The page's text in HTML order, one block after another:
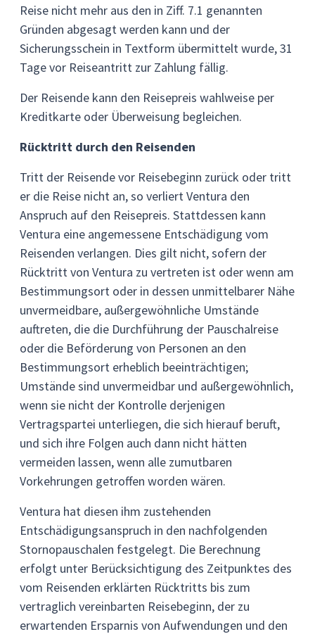
Reise nicht mehr aus den in Ziff. 7.1 genannten
Gründen abgesagt werden kann und der
Sicherungsschein in Textform übermittelt wurde, 31
Tage vor Reiseantritt zur Zahlung fällig.
Der Reisende kann den Reisepreis wahlweise per
Kreditkarte oder Überweisung begleichen.
Rücktritt durch den Reisenden
Tritt der Reisende vor Reisebeginn zurück oder tritt
er die Reise nicht an, so verliert Ventura den
Anspruch auf den Reisepreis. Stattdessen kann
Ventura eine angemessene Entschädigung vom
Reisenden verlangen. Dies gilt nicht, sofern der
Rücktritt von Ventura zu vertreten ist oder wenn am
Bestimmungsort oder in dessen unmittelbarer Nähe
unvermeidbare, außergewöhnliche Umstände
auftreten, die die Durchführung der Pauschalreise
oder die Beförderung von Personen an den
Bestimmungsort erheblich beeinträchtigen;
Umstände sind unvermeidbar und außergewöhnlich,
wenn sie nicht der Kontrolle derjenigen
Vertragspartei unterliegen, die sich hierauf beruft,
und sich ihre Folgen auch dann nicht hätten
vermeiden lassen, wenn alle zumutbaren
Vorkehrungen getroffen worden wären.
Ventura hat diesen ihm zustehenden
Entschädigungsanspruch in den nachfolgenden
Stornopauschalen festgelegt. Die Berechnung
erfolgt unter Berücksichtigung des Zeitpunktes des
vom Reisenden erklärten Rücktritts bis zum
vertraglich vereinbarten Reisebeginn, der zu
erwartenden Ersparnis von Aufwendungen und den